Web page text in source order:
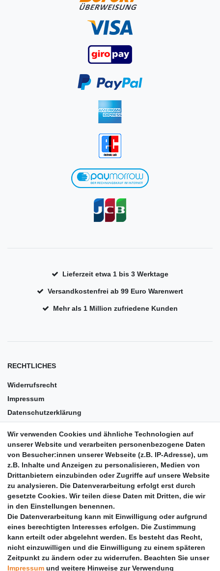
Lieferzeit etwa 1 bis 3 Werktage
Versandkostenfrei ab 99 Euro Warenwert
Mehr als 1 Million zufriedene Kunden
RECHTLICHES
Widerrufsrecht
Impressum
Datenschutzerklärung
Barrierefreiheit
Anleitungen
Vertrag widerrufen
PARTNER
DHL
GLS
PaketPLUS
Wir verwenden Cookies und ähnliche Technologien auf
unserer Website und verarbeiten personenbezogene Daten
von Besucher:innen unserer Webseite (z.B. IP-Adresse), um
z.B. Inhalte und Anzeigen zu personalisieren, Medien von
Drittanbietern einzubinden oder Zugriffe auf unsere Website
zu analysieren. Die Datenverarbeitung erfolgt erst durch
gesetzte Cookies. Wir teilen diese Daten mit Dritten, die wir
in den Einstellungen benennen.
Die Datenverarbeitung kann mit Einwilligung oder aufgrund
eines berechtigten Interesses erfolgen. Die Zustimmung
kann erteilt oder abgelehnt werden. Es besteht das Recht,
nicht einzuwilligen und die Einwilligung zu einem späteren
Zeitpunkt zu ändern oder zu widerrufen. Beachten Sie unser
Impressum und weitere Hinweise zur Verwendung